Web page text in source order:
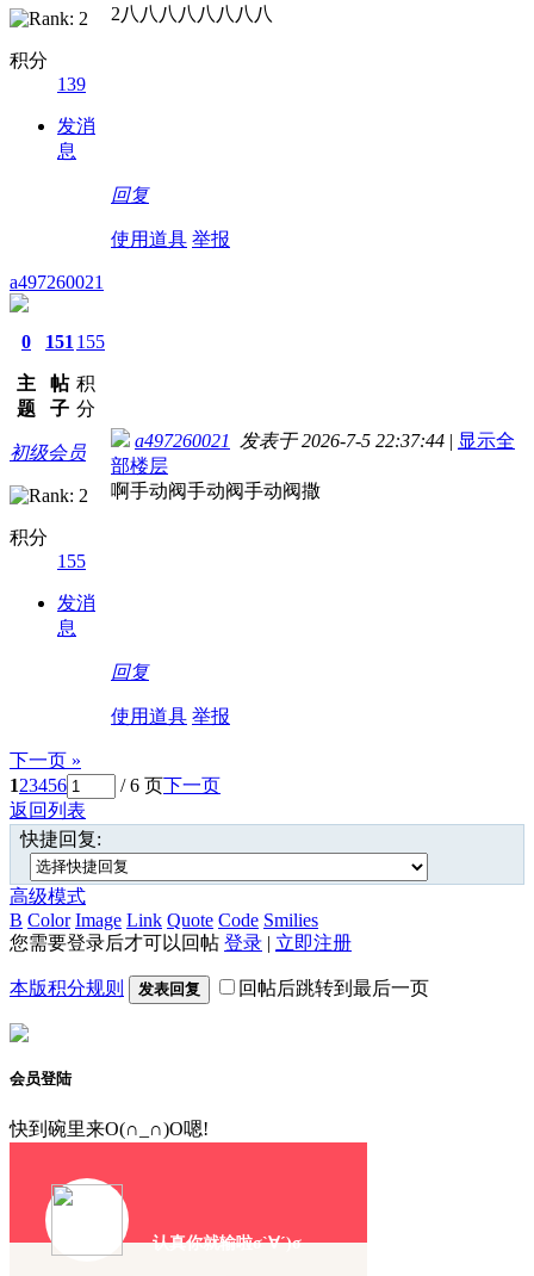
积分
139
发消
息
2八八八八八八八八
回复
使用道具 举报
a497260021
0
主
题
151
帖
子
155
积
分
初级会员
积分
155
发消
息
a497260021 发表于 2026-7-5 22:37:44 | 显示全
部楼层
啊手动阀手动阀手动阀撒
回复
使用道具 举报
下一页 »
123456 / 6 页下一页
返回列表
快捷回复:
高级模式
B Color Image Link Quote Code Smilies
您需要登录后才可以回帖 登录 | 立即注册
本版积分规则 发表回复 回帖后跳转到最后一页
会员登陆
快到碗里来O(∩_∩)O嗯!
认真你就输啦σ`∀´)σ